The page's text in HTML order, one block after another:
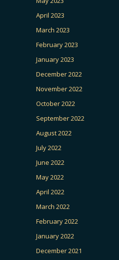
April 2023
March 2023
February 2023
January 2023
December 2022
November 2022
October 2022
September 2022
August 2022
July 2022
June 2022
May 2022
April 2022
March 2022
February 2022
January 2022
December 2021